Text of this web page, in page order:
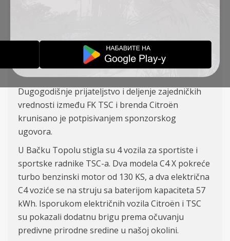
08-04-2025
Dugogodišnje prijateljstvo i deljenje zajedničkih
vrednosti između FK TSC i brenda Citroën
krunisano je potpisivanjem sponzorskog
ugovora.
U Bačku Topolu stigla su 4 vozila za sportiste i
sportske radnike TSC-a. Dva modela C4 X pokreće
turbo benzinski motor od 130 KS, a dva električna
C4 voziće se na struju sa baterijom kapaciteta 57
kWh. Isporukom električnih vozila Citroën i TSC
su pokazali dodatnu brigu prema očuvanju
predivne prirodne sredine u našoj okolini.